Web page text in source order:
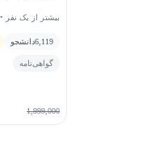
بیشتر از یک نفر •
6,119دانشجو
گواهی‌نامه
1,999,000